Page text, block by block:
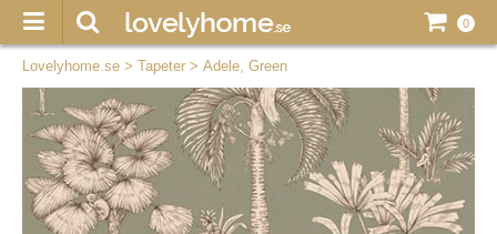
0
Lovelyhome.se > Tapeter > Adele, Green